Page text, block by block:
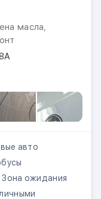
масла,
авто
Зона ожидания